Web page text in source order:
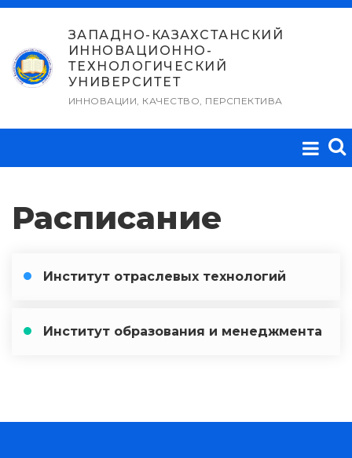
Перейти
содержимому
ЗАПАДНО-КАЗАХСТАНСКИЙ
ИННОВАЦИОННО-
ТЕХНОЛОГИЧЕСКИЙ
УНИВЕРСИТЕТ
ИННОВАЦИИ, КАЧЕСТВО, ПЕРСПЕКТИВА
Расписание
Институт отраслевых технологий
Институт образования и менеджмента